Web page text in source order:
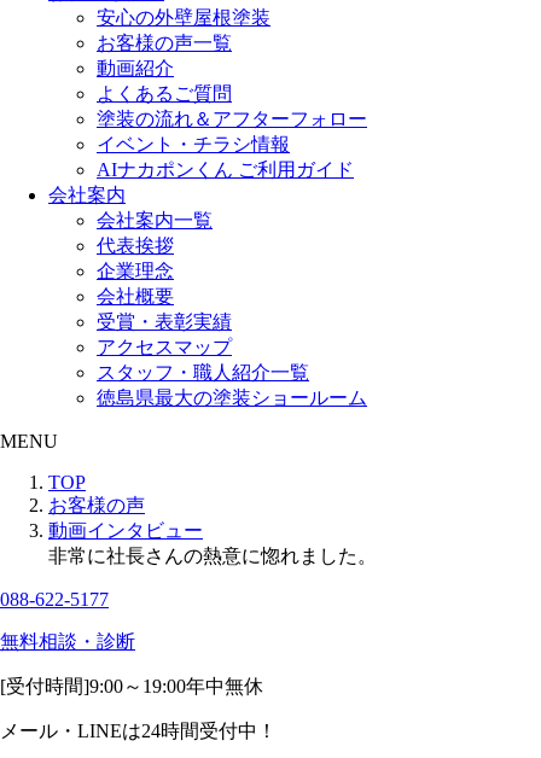
安心の外壁屋根塗装
お客様の声一覧
動画紹介
よくあるご質問
塗装の流れ＆アフターフォロー
イベント・チラシ情報
AIナカポンくん ご利用ガイド
会社案内
会社案内一覧
代表挨拶
企業理念
会社概要
受賞・表彰実績
アクセスマップ
スタッフ・職人紹介一覧
徳島県最大の塗装ショールーム
MENU
TOP
お客様の声
動画インタビュー
非常に社長さんの熱意に惚れました。
088-622-5177
無料相談・診断
[受付時間]9:00～19:00年中無休
メール・LINEは24時間受付中！